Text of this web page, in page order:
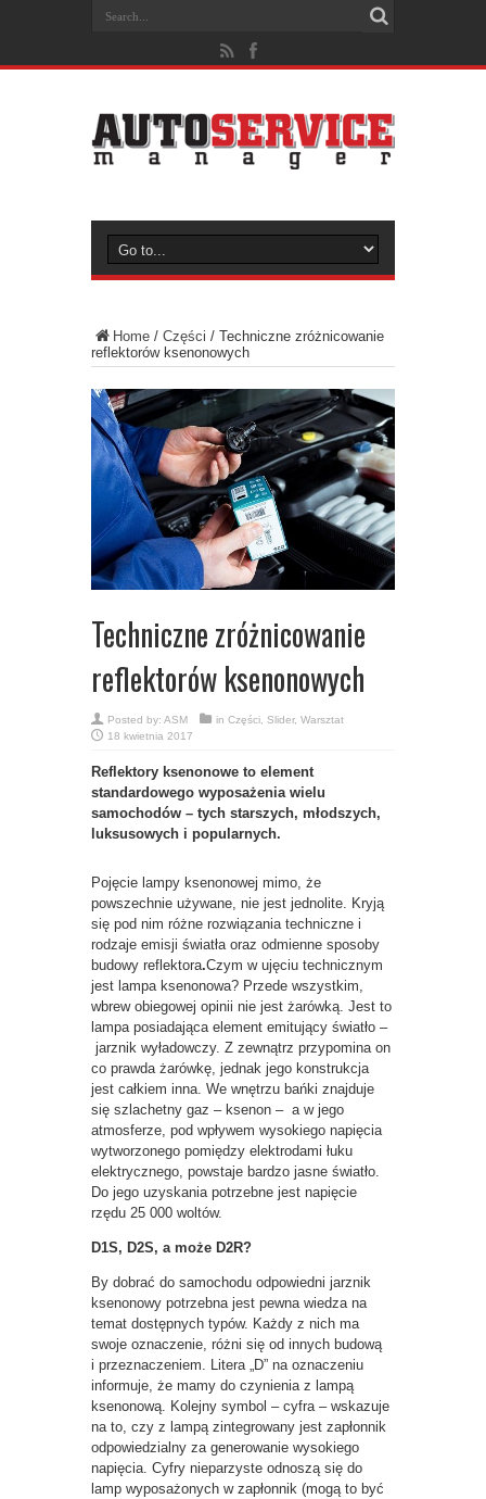
Home / Części / Techniczne zróżnicowanie
reflektorów ksenonowych
Techniczne zróżnicowanie
reflektorów ksenonowych
Posted by: ASM in Części Slider, Warsztat
18 kwietnia 2017
Reflektory ksenonowe to element
standardowego wyposażenia wielu
samochodów – tych starszych, młodszych,
luksusowych i popularnych.
Pojęcie lampy ksenonowej mimo, że
powszechnie używane, nie jest jednolite. Kryją
się pod nim różne rozwiązania techniczne i
rodzaje emisji światła oraz odmienne sposoby
budowy reflektora.Czym w ujęciu technicznym
jest lampa ksenonowa? Przede wszystkim,
wbrew obiegowej opinii nie jest żarówką. Jest to
lampa posiadająca element emitujący światło –
jarznik wyładowczy. Z zewnątrz przypomina on
co prawda żarówkę, jednak jego konstrukcja
jest całkiem inna. We wnętrzu bańki znajduje
się szlachetny gaz – ksenon – a w jego
atmosferze, pod wpływem wysokiego napięcia
wytworzonego pomiędzy elektrodami łuku
elektrycznego, powstaje bardzo jasne światło.
Do jego uzyskania potrzebne jest napięcie
rzędu 25 000 woltów.
D1S, D2S, a może D2R?
By dobrać do samochodu odpowiedni jarznik
ksenonowy potrzebna jest pewna wiedza na
temat dostępnych typów. Każdy z nich ma
swoje oznaczenie, różni się od innych budową
i przeznaczeniem. Litera „D” na oznaczeniu
informuje, że mamy do czynienia z lampą
ksenonową. Kolejny symbol – cyfra – wskazuje
na to, czy z lampą zintegrowany jest zapłonnik
odpowiedzialny za generowanie wysokiego
napięcia. Cyfry nieparzyste odnoszą się do
lamp wyposażonych w zapłonnik (mogą to być